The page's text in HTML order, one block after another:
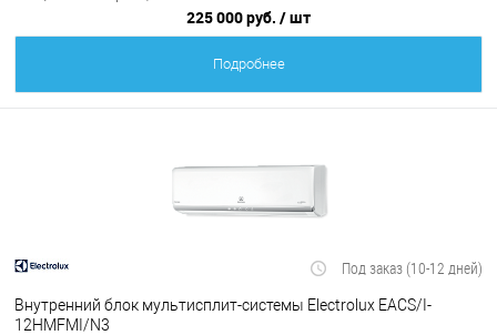
225 000 руб. / шт
Подробнее
Под заказ (10-12 дней)
Внутренний блок мультисплит-системы Electrolux EACS/I-
12HMFMI/N3